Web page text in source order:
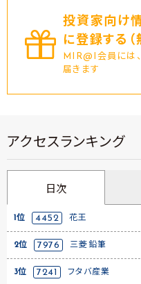
投資家向け
に登録する（
MIR@I会員には
届きます
アクセスランキング
日次
1位 4452 花王
2位 7976 三菱鉛筆
3位 7241 フタバ産業